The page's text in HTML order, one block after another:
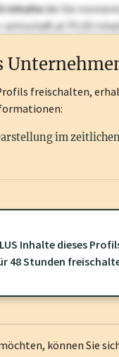
Inhaltedie Sie
wirtschaft.at PLUS
Inhaltedie Sie
freischalten,
im
Inhalte dieses
48 Stunden
können Sie